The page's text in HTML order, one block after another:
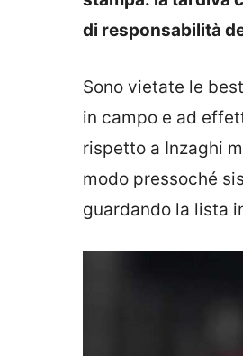
di responsabilità
Sono vietate le
in campo e ad
rispetto a Inzaghi
modo pressoché
guardando la lista